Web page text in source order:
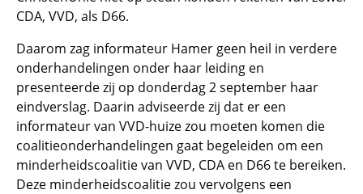
CDA, VVD, als D66.
Daarom zag informateur Hamer geen heil in verdere
onderhandelingen onder haar leiding en
presenteerde zij op donderdag 2 september haar
eindverslag. Daarin adviseerde zij dat er een
informateur van VVD-huize zou moeten komen die
coalitieonderhandelingen gaat begeleiden om een
minderheidscoalitie van VVD, CDA en D66 te bereiken.
Deze minderheidscoalitie zou vervolgens een